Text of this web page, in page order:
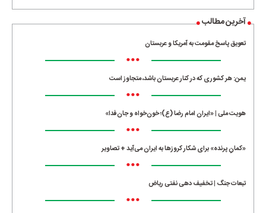
آخرین مطالب
تعویق پاسخ مقومت به آمریکا و عربستان
•••
یمن: هر کشوری که در کنار عربستان باشد، متجاوز است
•••
هویت ملی | «ایران امام رضا (ع)؛ خون‌خواه و جان‌فدا»
•••
«کمانِ پرنده» برای شکار کروزها به ایران می‌آید + تصاویر
•••
تبعات جنگ | تخفیف دهی نفتی ریاض
•••